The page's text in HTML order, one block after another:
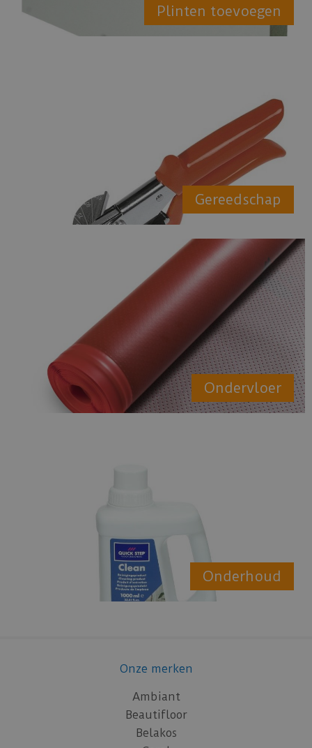
Plinten toevoegen
Gereedschap
Ondervloer
Onderhoud
Onze merken
Ambiant
Beautifloor
Belakos